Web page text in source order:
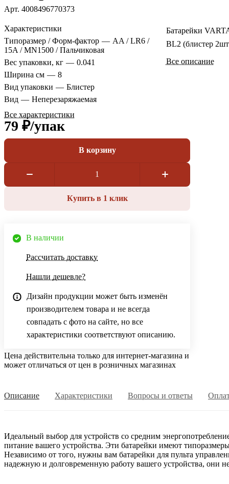
Арт. 4008496770373
Характеристики
Типоразмер / Форм-фактор — AA / LR6 /
15A / MN1500 / Пальчиковая
Вес упаковки, кг — 0.041
Ширина см — 8
Вид упаковки — Блистер
Вид — Неперезаряжаемая
Все характеристики
Батарейки
BL2 (блистер
Все описание
79 ₽/упак
В корзину
Купить в 1 клик
В наличии
Рассчитать доставку
Нашли дешевле?
Дизайн продукции может быть изменён
производителем товара и не всегда
совпадать с фото на сайте, но все
характеристики соответствуют описанию.
Цена действительна только для интернет-магазина и
может отличаться от цен в розничных магазинах
Описание Характеристики Вопросы и ответы
Идеальный выбор для устройств со средним
питание вашего устройства. Эти батарейки имеют
Независимо от того, нужны вам батарейки для пульта
надежную и долговременную работу вашего устройства, они